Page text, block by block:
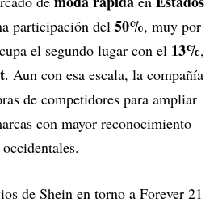
participación del 50%, muy por
el segundo lugar con el 13%,
. Aun con esa escala, la compañía
de competidores para ampliar
con mayor reconocimiento
de Shein en torno a Forever 21